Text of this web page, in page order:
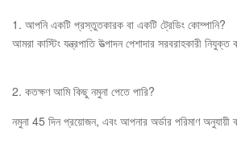
1. আপনি একটি প্রস্তুতকারক বা একটি ট্রেডিং কোম্পানি?
আমরা কাস্টিং যন্ত্রপাতি উত্পাদন পেশাদার সরবরাহকারী নিযুক্ত
2. কতক্ষণ আমি কিছু নমুনা পেতে পারি?
নমুনা 45 দিন প্রয়োজন, এবং আপনার অর্ডার পরিমাণ অনুযায়ী